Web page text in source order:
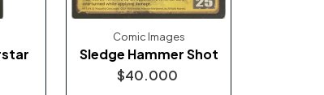
Comic Images
Sledge Hammer Shot
$40.000